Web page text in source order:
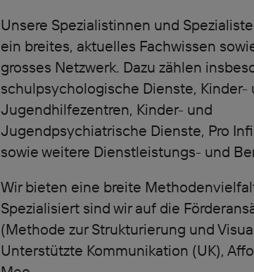
Unsere Spezialistinnen und
ein breites, aktuelles Fachwissen
grosses Netzwerk. Dazu zählen
schulpsychologische Dienste, Kinder-
Jugendhilfezentren, Kinder- und
Jugendpsychiatrische Dienste, Pro
sowie weitere Dienstleistungs- und
Wir bieten eine breite
Spezialisiert sind wir auf die
(Methode zur Strukturierung und
Unterstützte Kommunikation (UK),